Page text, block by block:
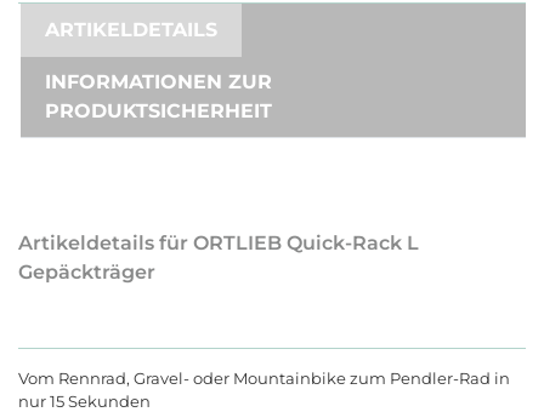
ARTIKELDETAILS
INFORMATIONEN ZUR
PRODUKTSICHERHEIT
Artikeldetails für ORTLIEB Quick-Rack L
Gepäckträger
Vom Rennrad, Gravel- oder Mountainbike zum Pendler-Rad in
nur 15 Sekunden